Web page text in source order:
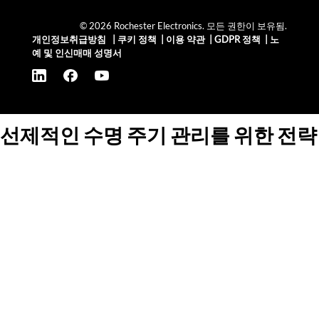
© 2026 Rochester Electronics. 모든 권한이 보유됨.
개인정보취급방침
쿠키 정책 이용 약관| GDPR 정책
노
예 및 인신매매 성명서
선제적인 수명 주기 관리를 위한 전략